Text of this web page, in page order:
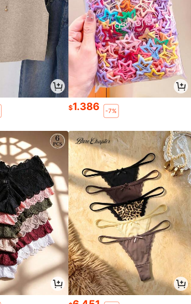
$1.386 -7%